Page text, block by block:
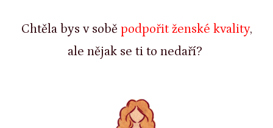
Chtěla bys v sobě podpořit ženské kvality,
ale nějak se ti to nedaří?